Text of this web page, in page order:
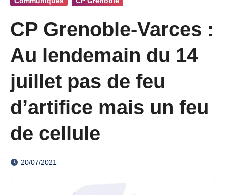
CP Grenoble-Varces :
Au lendemain du 14
juillet pas de feu
d’artifice mais un feu
de cellule
20/07/2021